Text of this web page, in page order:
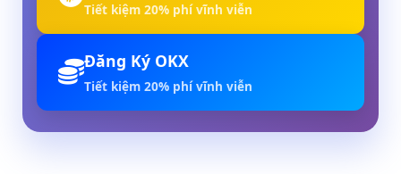
Tiết kiệm 20% phí vĩnh viễn
Đăng Ký OKX
Tiết kiệm 20% phí vĩnh viễn